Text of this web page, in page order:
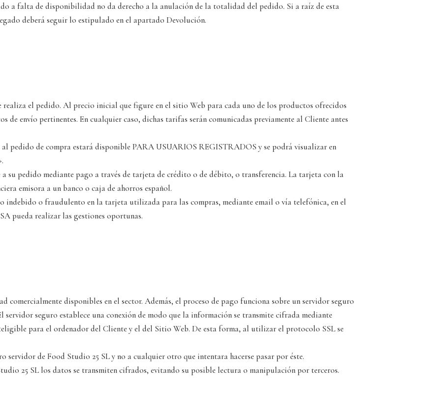
a falta de disponibilidad no da derecho a la anulación de la totalidad del pedido. Si a raíz de esta
deberá seguir lo estipulado en el apartado Devolución.
realiza el pedido. Al precio inicial que figure en el sitio Web para cada uno de los productos ofrecidos
de envío pertinentes. En cualquier caso, dichas tarifas serán comunicadas previamente al Cliente antes
pedido de compra estará disponible PARA USUARIOS REGISTRADOS y se podrá visualizar en
su pedido mediante pago a través de tarjeta de crédito o de débito, o transferencia. La tarjeta con la
emisora a un banco o caja de ahorros español.
indebido o fraudulento en la tarjeta utilizada para las compras, mediante email o vía telefónica, en el
pueda realizar las gestiones oportunas.
comercialmente disponibles en el sector. Además, el proceso de pago funciona sobre un servidor seguro
seguro establece una conexión de modo que la información se transmite cifrada mediante
para el ordenador del Cliente y el del Sitio Web. De esta forma, al utilizar el protocolo SSL se
servidor de Food Studio 25 SL y no a cualquier otro que intentara hacerse pasar por éste.
25 SL los datos se transmiten cifrados, evitando su posible lectura o manipulación por terceros.